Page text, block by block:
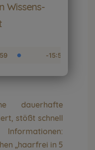
Wissens-
L
d
0
0
0
%
R
a
n
g
T
i
m
e
-15:59
dauerhafte
stößt schnell
„haarfrei in 5